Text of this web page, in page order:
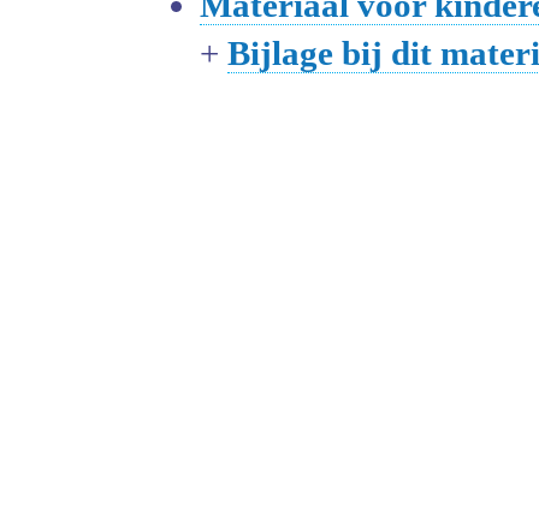
+ Bijlage bij dit